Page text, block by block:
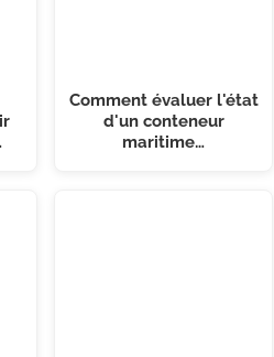
Comment évaluer l'état
d'un conteneur
maritime…